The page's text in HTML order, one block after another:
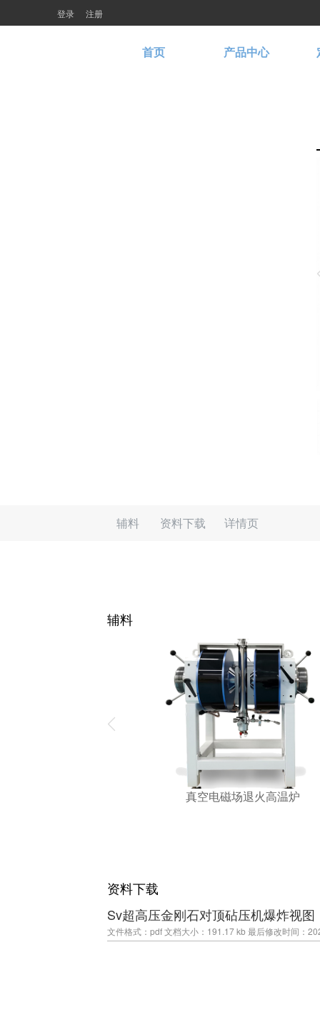
登录 注册
首页 产品中心
辅料 资料下载 详情页
辅料
真空电磁场退火高温炉
资料下载
Sv超高压金刚石对顶砧压机爆炸视图
文件格式：pdf文档大小：191.17 kb最后修改时间：